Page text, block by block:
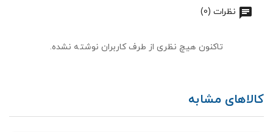
نظرات (0)
تاکنون هیچ نظری از طرف کاربران نوشته نشده.
کالاهای مشابه